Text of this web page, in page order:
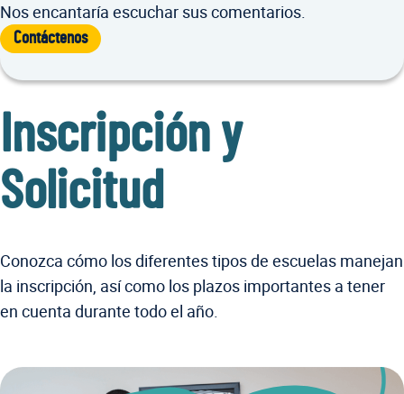
Nos encantaría escuchar sus comentarios.
Contáctenos
Inscripción y
Solicitud
Conozca cómo los diferentes tipos de escuelas manejan
la inscripción, así como los plazos importantes a tener
en cuenta durante todo el año.